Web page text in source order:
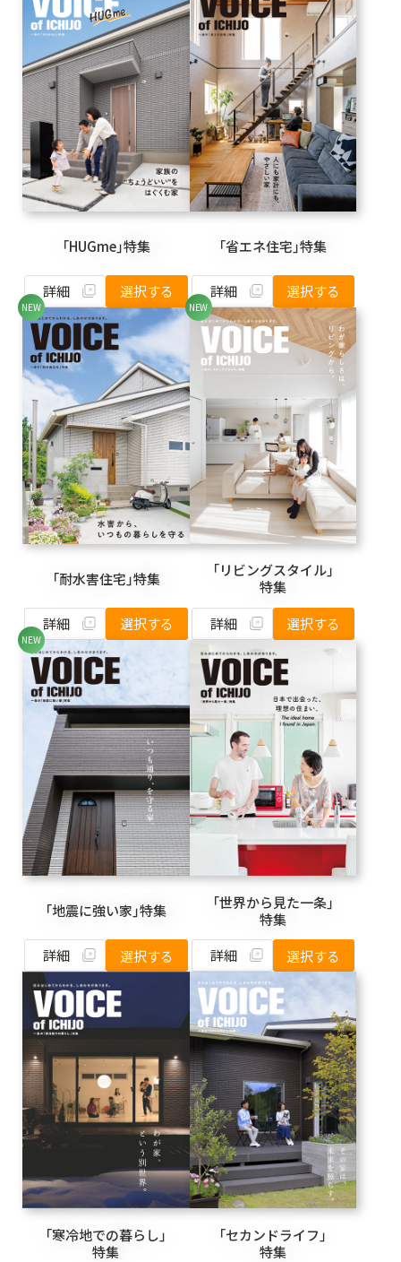
「HUGme」特集
詳細 選択する
「省エネ住宅」特集
詳細 選択する
「耐水害住宅」特集
詳細 選択する
「リビングスタイル」
特集
詳細
選択する
「地震に強い家」特集
詳細 選択する
「世界から見た一条」
特集
詳細
選択する
「寒冷地での暮らし」
特集
「セカンドライフ」
特集